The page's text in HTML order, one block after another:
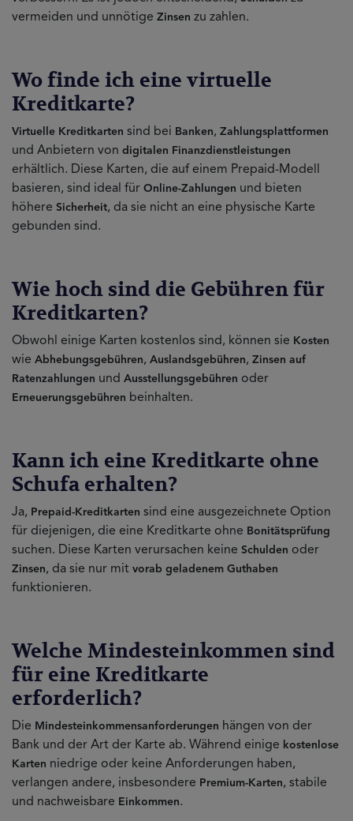
vermeiden und unnötige Zinsen zu zahlen.
Wo finde ich eine virtuelle
Kreditkarte?
Virtuelle Kreditkarten sind bei Banken, Zahlungsplattformen
und Anbietern von digitalen Finanzdienstleistungen
erhältlich. Diese Karten, die auf einem Prepaid-Modell
basieren, sind ideal für Online-Zahlungen und bieten
höhere Sicherheit, da sie nicht an eine physische Karte
gebunden sind.
Wie hoch sind die Gebühren für
Kreditkarten?
Obwohl einige Karten kostenlos sind, können sie Kosten
wie Abhebungsgebühren, Auslandsgebühren, Zinsen auf
Ratenzahlungen und Ausstellungsgebühren oder
Erneuerungsgebühren beinhalten.
Kann ich eine Kreditkarte ohne
Schufa erhalten?
Ja, Prepaid-Kreditkarten sind eine ausgezeichnete Option
für diejenigen, die eine Kreditkarte ohne Bonitätsprüfung
suchen. Diese Karten verursachen keine Schulden oder
Zinsen, da sie nur mit vorab geladenem Guthaben
funktionieren.
Welche Mindesteinkommen sind
für eine Kreditkarte
erforderlich?
Die Mindesteinkommensanforderungen hängen von der
Bank und der Art der Karte ab. Während einige kostenlose
Karten niedrige oder keine Anforderungen haben,
verlangen andere, insbesondere Premium-Karten, stabile
und nachweisbare Einkommen.